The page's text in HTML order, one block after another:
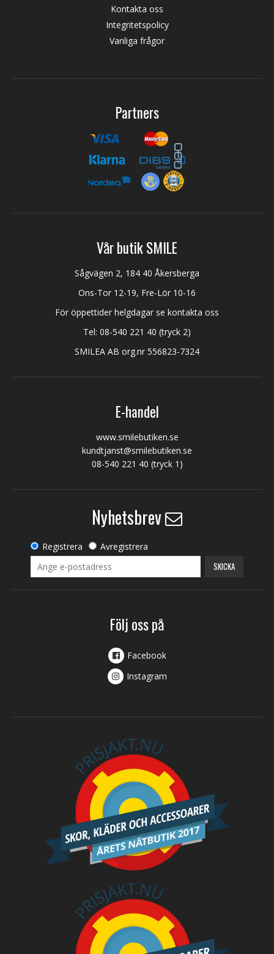
Kontakta oss
Integritetspolicy
Vanliga frågor
Partners
Vår butik SMILE
Sågvägen 2, 184 40 Åkersberga
Ons-Tor 12-19, Fre-Lör 10-16
För öppettider helgdagar se kontakta oss
Tel: 08-540 221 40 (tryck 2)
SMILEA AB org.nr 556823-7324
E-handel
www.smilebutiken.se
kundtjanst@smilebutiken.se
08-540 221 40 (tryck 1)
Nyhetsbrev
Registrera Avregistrera
SKICKA
Följ oss på
Facebook
Instagram